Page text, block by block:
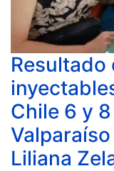
Resultado
Chile 6 y
Liliana